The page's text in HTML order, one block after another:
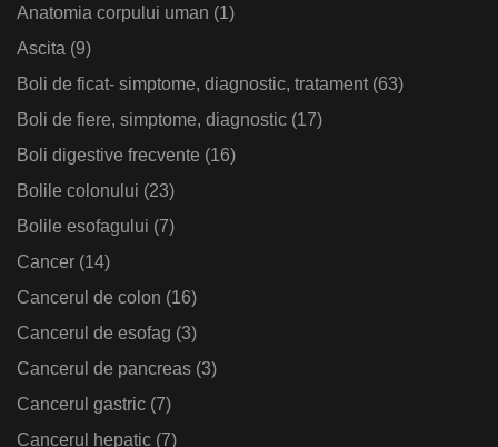
Anatomia corpului uman (1)
Ascita (9)
Boli de ficat- simptome, diagnostic, tratament(63)
Boli de fiere, simptome, diagnostic (17)
Boli digestive frecvente (16)
Bolile colonului (23)
Bolile esofagului (7)
Cancer (14)
Cancerul de colon (16)
Cancerul de esofag (3)
Cancerul de pancreas (3)
Cancerul gastric (7)
Cancerul hepatic (7)